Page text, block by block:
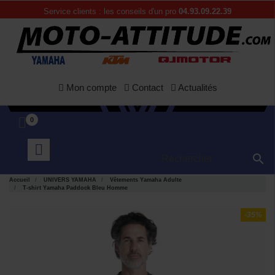
Service clients : les conseils d'un pro 04.93.09.22.39
Mon compte Contact Actualités
0

Accueil UNIVERS YAMAHA
Vêtements Yamaha Adulte
T-shirt Yamaha Paddock Bleu Homme
-35%